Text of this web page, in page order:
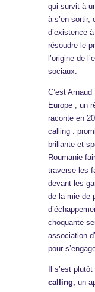
qui survit à
à s’en sortir,
d’existence
résoudre le
l’origine de
sociaux.
C’est
Europe , un
raconte en
calling :
brillante et
Roumanie
traverse les
devant les
de la mie de
choquante
association
pour
Il s’est
calling, un